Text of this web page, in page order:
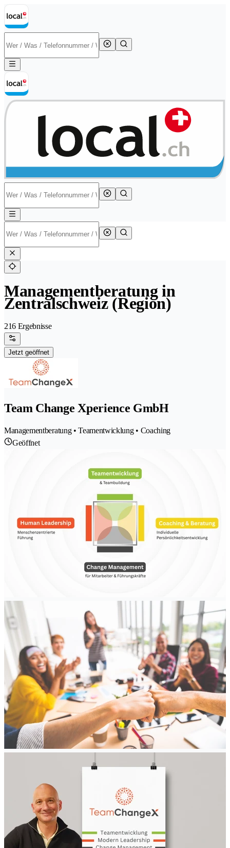
Managementberatung in
Zentralschweiz (Region)
216 Ergebnisse
Jetzt geöffnet
Team Change Xperience GmbH
Managementberatung • Teamentwicklung • Coaching
Geöffnet